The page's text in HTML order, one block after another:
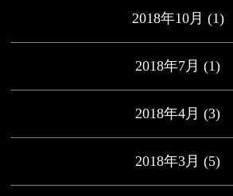
2018年10月 (1)
2018年7月 (1)
2018年4月 (3)
2018年3月 (5)